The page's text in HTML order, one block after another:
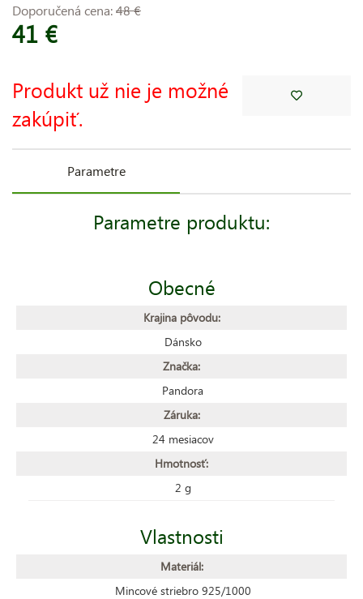
Doporučená cena:48 €
41 €
Produkt už nie je možné
zakúpiť.
Parametre
Parametre produktu:
Obecné
Krajina pôvodu:
Dánsko
Značka:
Pandora
Záruka:
24 mesiacov
Hmotnosť:
2 g
Vlastnosti
Materiál:
Mincové striebro 925/1000